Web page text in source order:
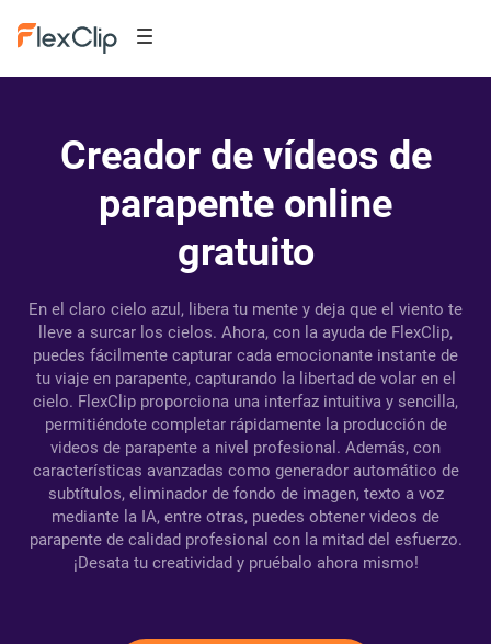
Creador de vídeos de
parapente online
gratuito
En el claro cielo azul, libera tu mente y deja que el viento te
lleve a surcar los cielos. Ahora, con la ayuda de FlexClip,
puedes fácilmente capturar cada emocionante instante de
tu viaje en parapente, capturando la libertad de volar en el
cielo. FlexClip proporciona una interfaz intuitiva y sencilla,
permitiéndote completar rápidamente la producción de
videos de parapente a nivel profesional. Además, con
características avanzadas como generador automático de
subtítulos, eliminador de fondo de imagen, texto a voz
mediante la IA, entre otras, puedes obtener videos de
parapente de calidad profesional con la mitad del esfuerzo.
¡Desata tu creatividad y pruébalo ahora mismo!